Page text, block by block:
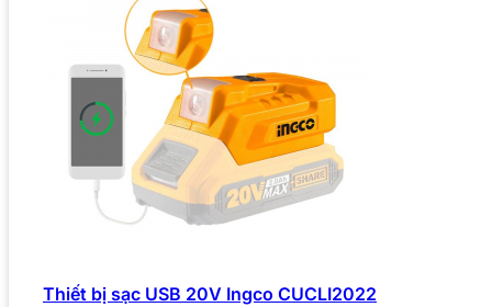
Thiết bị sạc USB 20V Ingco CUCLI2022